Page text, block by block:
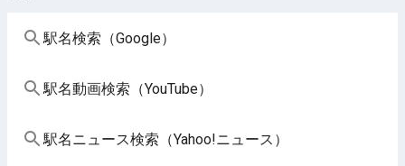
駅名検索（Google）
駅名動画検索（YouTube）
駅名ニュース検索（Yahoo!ニュース）